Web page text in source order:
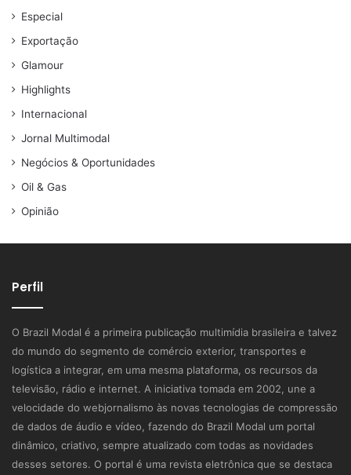
Especial
Exportação
Glamour
Highlights
Internacional
Jornal Multimodal
Negócios & Oportunidades
Oil & Gas
Opinião
Perfil
O Brazil Modal é a primeira publicação multimídia brasileira e talvez
do mundo do segmento de comércio exterior, transportes e
logística a integrar, em uma mesma plataforma, os recursos da
televisão, rádio e internet. A iniciativa tomada em 2002, une a
velocidade do webjornalismo às novas tecnologias de compressão
de dados de áudio e vídeo, fazendo do Brazil Modal um portal
dinâmico, criativo, sempre atualizado com todas as novidades
desses setores. O portal é uma revista eletrônica que se destaca